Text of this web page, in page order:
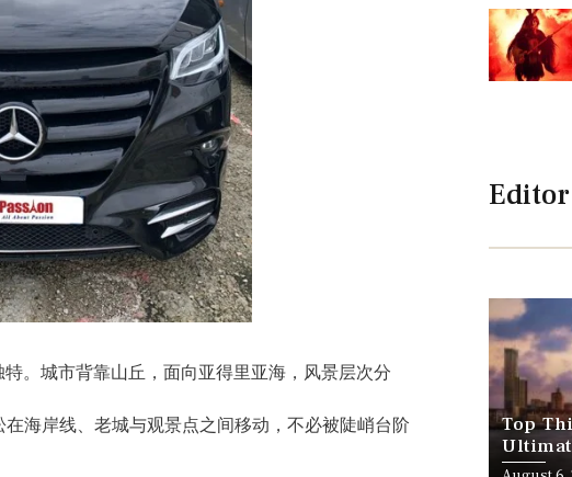
。城市背靠山丘，面向亚得里亚海，风景层次分
在海岸线、老城与观景点之间移动，不必被陡峭台阶
Top